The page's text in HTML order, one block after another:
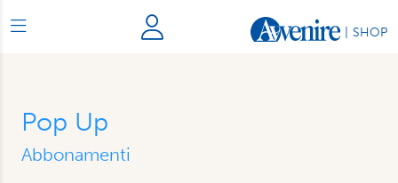
SHOP
Pop Up
Abbonamenti